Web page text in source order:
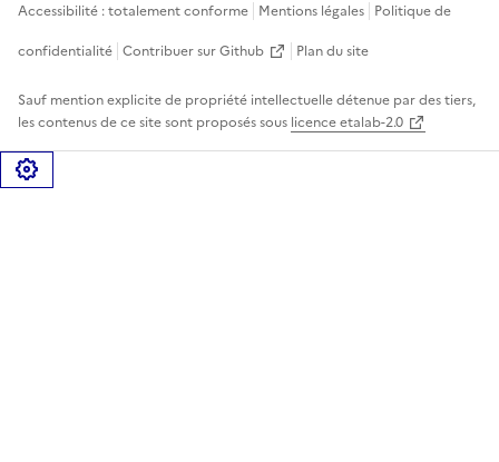
Accessibilité : totalement conforme Mentions légales Politique de
confidentialité Contribuer sur Github Plan du site
Sauf mention explicite de propriété intellectuelle détenue par des tiers,
les contenus de ce site sont proposés sous licence etalab-2.0
Gérer les cookies